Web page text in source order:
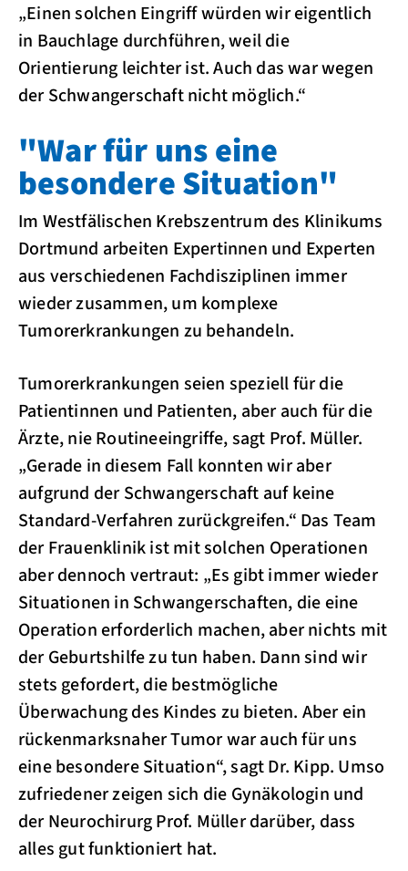
„Einen solchen Eingriff würden wir eigentlich
in Bauchlage durchführen, weil die
Orientierung leichter ist. Auch das war wegen
der Schwangerschaft nicht möglich.“
"War für uns eine
besondere Situation"
Im Westfälischen Krebszentrum des Klinikums
Dortmund arbeiten Expertinnen und Experten
aus verschiedenen Fachdisziplinen immer
wieder zusammen, um komplexe
Tumorerkrankungen zu behandeln.
Tumorerkrankungen seien speziell für die
Patientinnen und Patienten, aber auch für die
Ärzte, nie Routineeingriffe, sagt Prof. Müller.
„Gerade in diesem Fall konnten wir aber
aufgrund der Schwangerschaft auf keine
Standard-Verfahren zurückgreifen.“ Das Team
der Frauenklinik ist mit solchen Operationen
aber dennoch vertraut: „Es gibt immer wieder
Situationen in Schwangerschaften, die eine
Operation erforderlich machen, aber nichts mit
der Geburtshilfe zu tun haben. Dann sind wir
stets gefordert, die bestmögliche
Überwachung des Kindes zu bieten. Aber ein
rückenmarksnaher Tumor war auch für uns
eine besondere Situation“, sagt Dr. Kipp. Umso
zufriedener zeigen sich die Gynäkologin und
der Neurochirurg Prof. Müller darüber, dass
alles gut funktioniert hat.